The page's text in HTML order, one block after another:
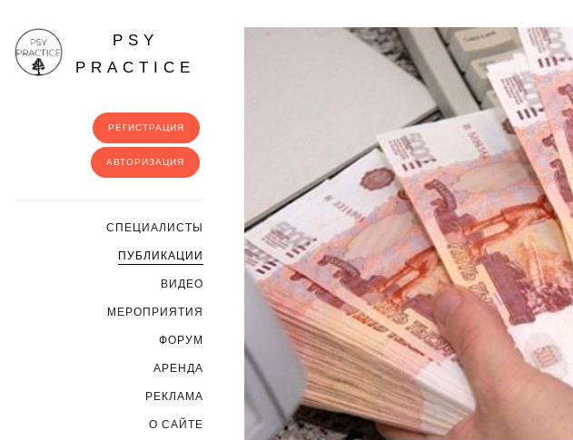
PSY
PRACTICE
РЕГИСТРАЦИЯ
АВТОРИЗАЦИЯ
CПЕЦИАЛИСТЫ
ПУБЛИКАЦИИ
ВИДЕО
МЕРОПРИЯТИЯ
ФОРУМ
АРЕНДА
РЕКЛАМА
О САЙТЕ